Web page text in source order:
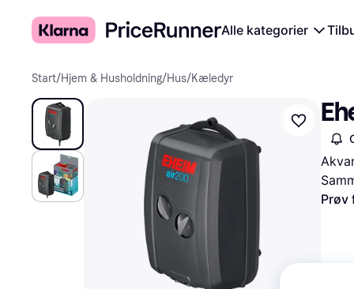
Alle kategorier
Start/Hjem & Husholdning/Hus/Kæledyr
Prøv